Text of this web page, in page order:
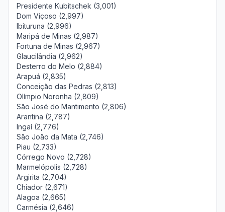
Presidente Kubitschek (3,001)
Dom Viçoso (2,997)
Ibituruna (2,996)
Maripá de Minas (2,987)
Fortuna de Minas (2,967)
Glaucilândia (2,962)
Desterro do Melo (2,884)
Arapuá (2,835)
Conceição das Pedras (2,813)
Olímpio Noronha (2,809)
São José do Mantimento (2,806)
Arantina (2,787)
Ingaí (2,776)
São João da Mata (2,746)
Piau (2,733)
Córrego Novo (2,728)
Marmelópolis (2,728)
Argirita (2,704)
Chiador (2,671)
Alagoa (2,665)
Carmésia (2,646)